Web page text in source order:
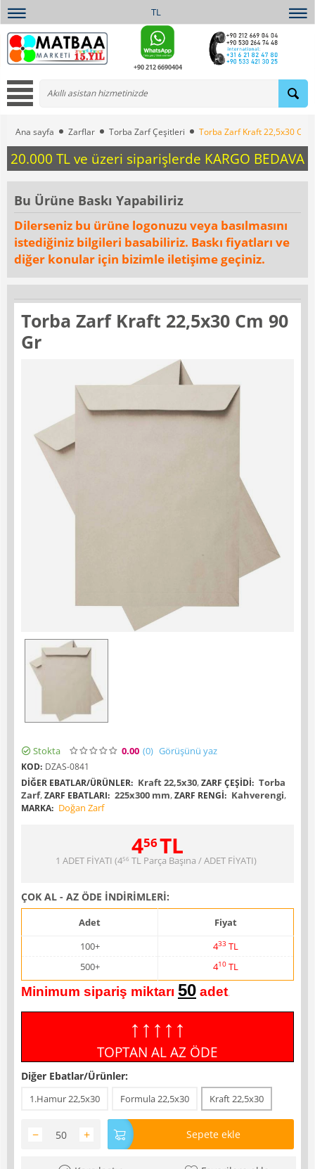
TL
+90 212 6690404
Ana sayfa Zarflar Torba Zarf Çeşitleri Torba Zarf Kraft 22,5x30 Cm
20.000 TL ve üzeri siparişlerde KARGO BEDAVA
Bu Ürüne Baskı Yapabiliriz
Dilerseniz bu ürüne logonuzu veya basılmasını
istediğiniz bilgileri basabiliriz. Baskı fiyatları ve
diğer konular için bizimle iletişime geçiniz.
Torba Zarf Kraft 22,5x30 Cm 90
Gr
Stokta 0.00 (0) Görüşünü yaz
KOD: DZAS-0841
DIĞER EBATLAR/ÜRÜNLER: Kraft 22,5x30,ZARF ÇEŞIDI: Torba
Zarf,ZARF EBATLARI: 225x300 mm,ZARF RENGI: Kahverengi,
MARKA: Doğan Zarf
456TL
1 ADET FİYATI (456 TLParça Başına / ADET FİYATI)
ÇOK AL - AZ ÖDE İNDİRİMLERİ:
Adet
Fiyat
100+
433 TL
500+
410 TL
Minimum sipariş miktarı 50 adet.
↑↑↑↑↑
TOPTAN AL AZ ÖDE
Diğer Ebatlar/Ürünler:
1.Hamur 22,5x30 Formula 22,5x30 Kraft 22,5x30
+
− Sepete ekle